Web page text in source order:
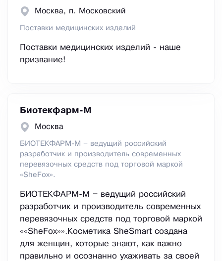
Москва, п. Московский
Поставки медицинских изделий
Поставки медицинских изделий - наше
призвание!
Биотекфарм-М
Москва
БИОТЕКФАРМ-М – ведущий российский
разработчик и производитель современных
перевязочных средств под торговой маркой
«SheFox».
БИОТЕКФАРМ-М – ведущий российский
разработчик и производитель современных
перевязочных средств под торговой маркой
««SheFox»».Косметика SheSmart создана
для женщин, которые знают, как важно
правильно и осознанно ухаживать за своей